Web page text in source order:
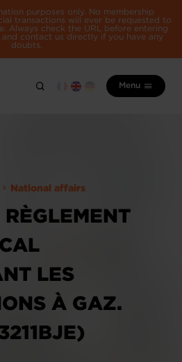
purposes only. No membership
transactions will ever be requested to
Always check the URL before entering
contact us directly if you have any
doubts.
Menu
National affairs
LES
À GAZ.